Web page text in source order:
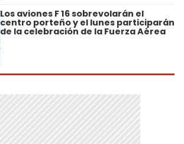
Los aviones F 16 sobrevolarán el
centro porteño y el lunes participarán
de la celebración de la Fuerza Aérea